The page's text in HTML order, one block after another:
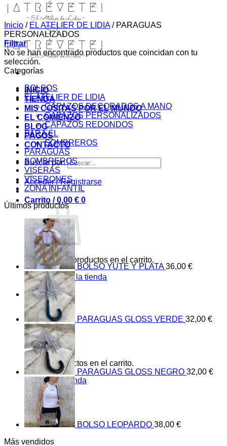
INICIO
TIENDA
MIS COSITAS POR EL MUNDO
EL COMIENZO
BLOG
PAGOS
CONTACTO
Buscar por:
Acceder / Registrarse
Carrito /0,00 € 0
No hay productos en el carrito.
Volver a la tienda
0
Carrito
No hay productos en el carrito.
Volver a la tienda
Inicio / EL ATELIER DE LIDIA /PARAGUAS
PERSONALIZADOS
Filtrar
No se han encontrado productos que coincidan con tu
selección.
Categorías
BOLSOS
EL ATELIER DE LIDIA
CAPAZOS DECORADOS A MANO
CAPAZOS PERSONALIZADOS
CAPAZOS REDONDOS
PARA ÉL
SOMBREROS
PARAGUAS
SOMBREROS
VISERAS
VISERONES
ZONA INFANTIL
Últimos productos
BOLSO YUTE Y PLATA 36,00 €
PARAGUAS GLOSS VERDE 32,00 €
PARAGUAS GLOSS NEGRO 32,00 €
BOLSO LEOPARDO 38,00 €
Más vendidos